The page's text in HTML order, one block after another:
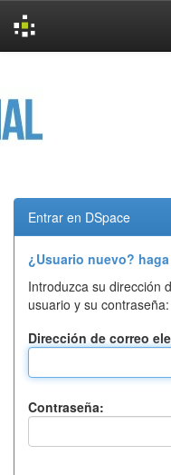
Entrar en DSpace
¿Usuario nuevo?
Introduzca su dirección
usuario y su contraseña:
Dirección de correo
Contraseña: